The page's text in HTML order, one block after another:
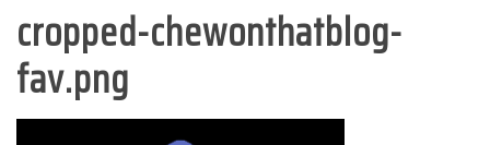
cropped-chewonthatblog-
fav.png